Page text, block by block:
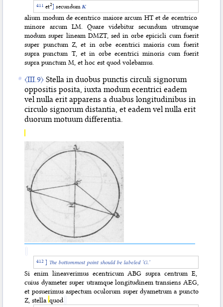
et‌2] secundum K
alium modum de ecentrico maiore arcum HT et de ecentrico
minore arcum LM. Quare videbitur secundum utrumque
modum super lineam DMZT, sed in orbe epicicli cum fuerit
super punctum Z, et in orbe ecentrici maioris cum fuerit
supra punctum T, et in orbe ecentrici minoris cum fuerit
supra punctum M, et hoc est quod volebamus.
〈III.9〉 Stella in duobus punctis circuli signorum
oppositis posita, iuxta modum ecentrici eadem
vel nulla erit apparens a duabus longitudinibus in
circulo signorum distantia, et eadem vel nulla erit
duorum motuum differentia.
] The bottommost point should be labeled ‘G.’
Si enim lineaverimus ecentricum ABG supra centrum E,
cuius dyameter super utramque longitudinem transiens AEG,
et posuerimus aspectum oculorum super dyametrum a puncto
Z, stella quod